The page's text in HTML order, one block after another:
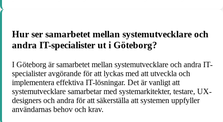
Hur ser samarbetet mellan systemutvecklare och
andra IT-specialister ut i Göteborg?
I Göteborg är samarbetet mellan systemutvecklare och andra IT-
specialister avgörande för att lyckas med att utveckla och
implementera effektiva IT-lösningar. Det är vanligt att
systemutvecklare samarbetar med systemarkitekter, testare, UX-
designers och andra för att säkerställa att systemen uppfyller
användarnas behov och krav.